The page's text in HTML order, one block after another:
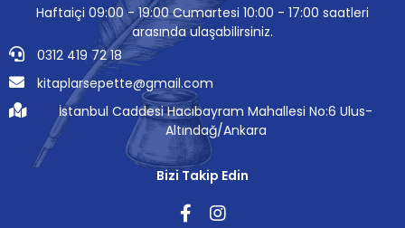
Haftaiçi 09:00 - 19:00 Cumartesi 10:00 - 17:00 saatleri
arasında ulaşabilirsiniz.
0312 419 72 18
kitaplarsepette@gmail.com
İstanbul Caddesi Hacıbayram Mahallesi No:6 Ulus-
Altındağ/Ankara
Bizi Takip Edin